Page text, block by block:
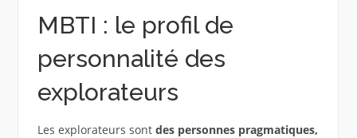
MBTI : le profil de
personnalité des
explorateurs
Les explorateurs sont des personnes pragmatiques,